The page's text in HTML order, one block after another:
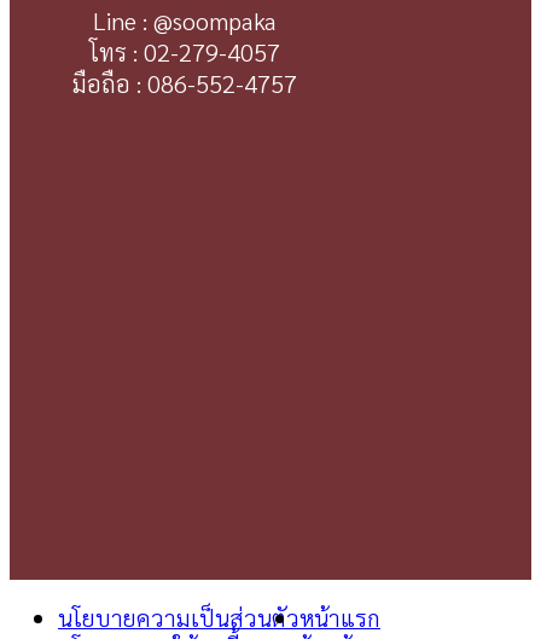
Line : @soompaka
โทร : 02-279-4057
มือถือ : 086-552-4757
นโยบายความเป็นส่วนตัวหน้าแรก